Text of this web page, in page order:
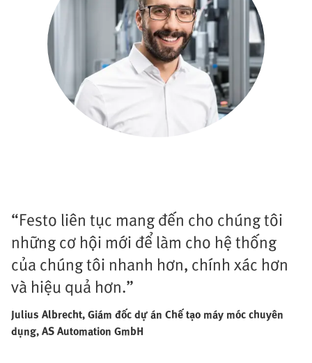
“Festo liên tục mang đến cho chúng tôi
những cơ hội mới để làm cho hệ thống
của chúng tôi nhanh hơn, chính xác hơn
và hiệu quả hơn.”
Julius Albrecht, Giám đốc dự án Chế tạo máy móc chuyên
dụng, AS Automation GmbH